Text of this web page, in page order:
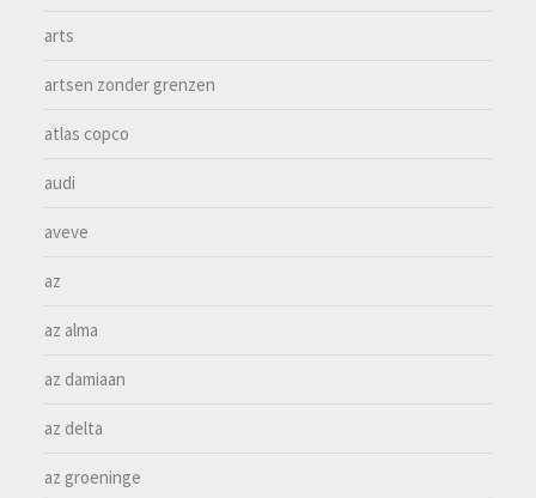
arts
artsen zonder grenzen
atlas copco
audi
aveve
az
az alma
az damiaan
az delta
az groeninge